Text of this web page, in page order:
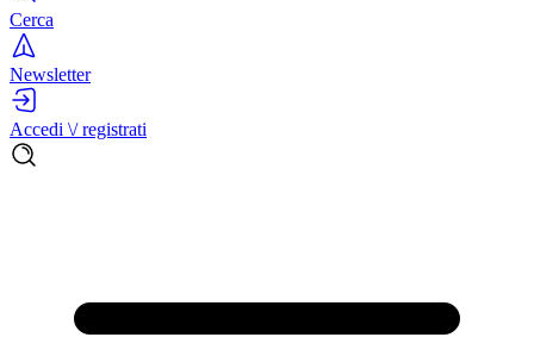
Cerca
Newsletter
Accedi \/ registrati